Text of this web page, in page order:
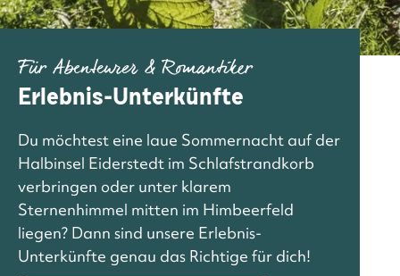
Für Abenteurer & Romantiker
Erlebnis-Unterkünfte
Du möchtest eine laue Sommernacht auf der
Halbinsel Eiderstedt im Schlafstrandkorb
verbringen oder unter klarem
Sternenhimmel mitten im Himbeerfeld
liegen? Dann sind unsere Erlebnis-
Unterkünfte genau das Richtige für dich!